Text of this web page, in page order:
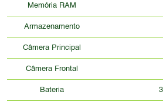
Memória RAM
Armazenamento
Câmera Principal
Câmera Frontal
Bateria